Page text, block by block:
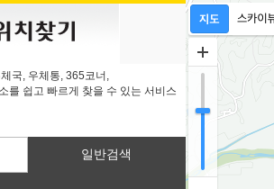
국, 우체통, 365코너,
를 쉽고 빠르게 찾을 수 있는 서비스
일반검색